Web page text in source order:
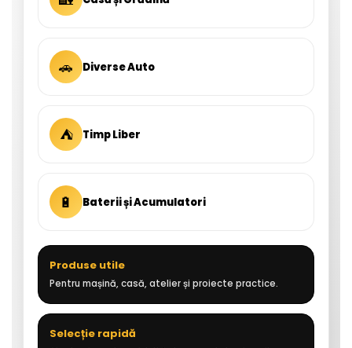
🚗 Diverse Auto
⛺ Timp Liber
🔋 Baterii și Acumulatori
Produse utile
Pentru mașină, casă, atelier și proiecte practice.
Selecție rapidă